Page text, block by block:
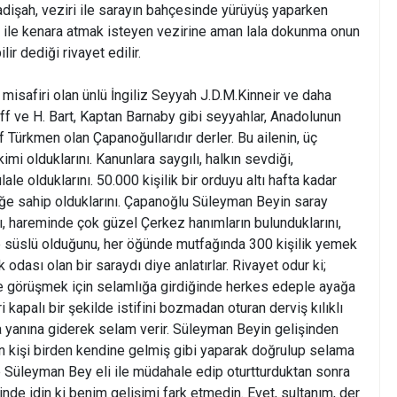
veziri ile sarayın bahçesinde yürüyüş yaparken
ile kenara atmak isteyen vezirine aman lala dokunma onun
dediği rivayet edilir.
misafiri olan ünlü İngiliz Seyyah J.D.M.Kinneir ve daha
ve H. Bart, Kaptan Barnaby gibi seyyahlar, Anadolunun
olan Çapanoğullarıdır derler. Bu ailenin, üç
olduklarını. Kanunlara saygılı, halkın sevdiği,
olduklarını. 50.000 kişilik bir orduyu altı hafta kadar
olduklarını. Çapanoğlu Süleyman Beyin saray
hareminde çok güzel Çerkez hanımların bulunduklarını,
süslü olduğunu, her öğünde mutfağında 300 kişilik yemek
olan bir saraydı diye anlatırlar. Rivayet odur ki;
için selamlığa girdiğinde herkes edeple ayağa
bir şekilde istifini bozmadan oturan derviş kılıklı
giderek selam verir. Süleyman Beyin gelişinden
kişi birden kendine gelmiş gibi yaparak doğrulup selama
Bey eli ile müdahale edip oturtturduktan sonra
idin ki benim gelişimi fark etmedin. Evet, sultanım, der